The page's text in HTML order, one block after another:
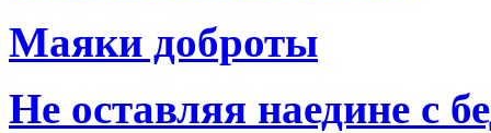
Маяки доброты
Не оставляя наедине с